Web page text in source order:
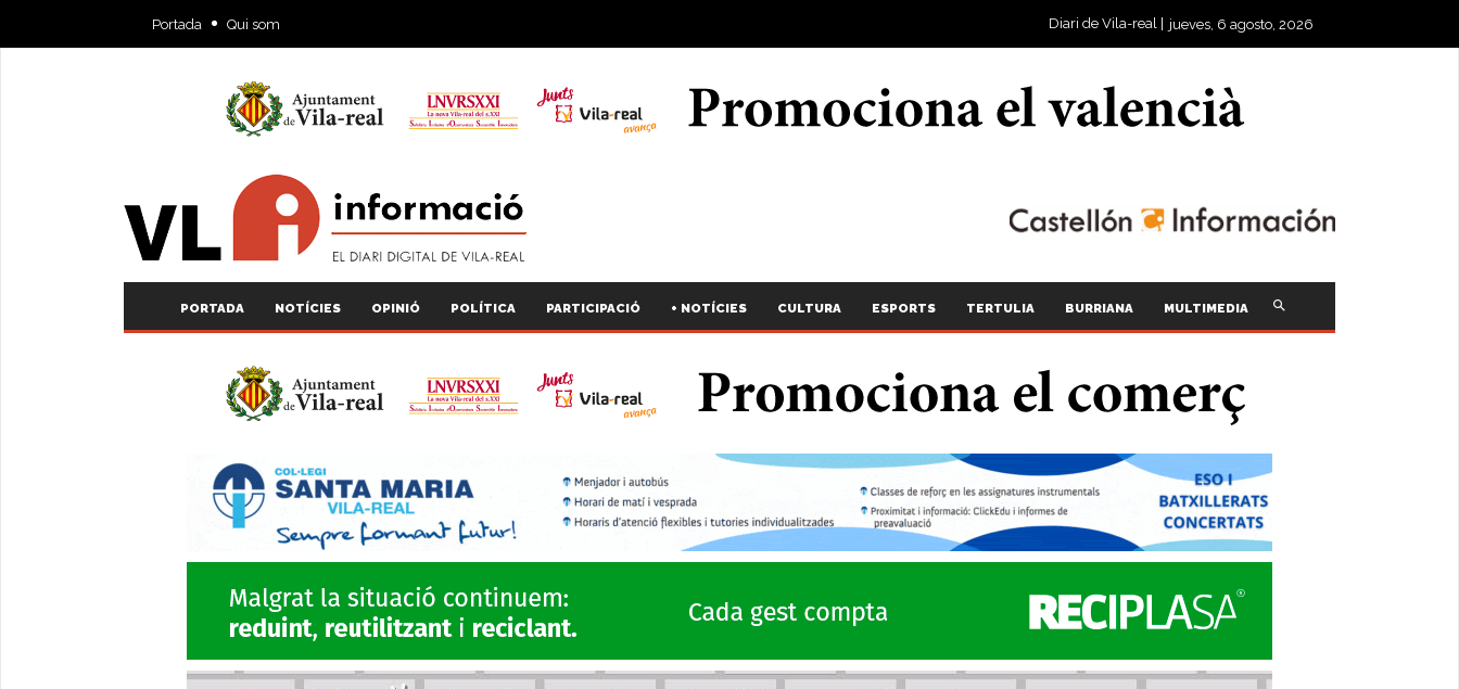
Portada Qui som Diari de Vila-real | jueves, 6 agosto, 2026
PORTADA NOTÍCIES OPINIÓ POLÍTICA PARTICIPACIÓ + NOTÍCIES CULTURA ESPORTS TERTULIA BURRIANA MULTIMEDIA